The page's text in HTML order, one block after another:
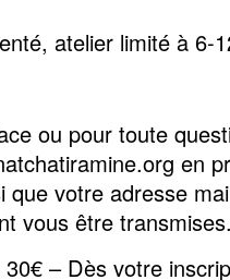
atelier limité à 6-
ou pour toute
en
que votre adresse
vous être
– Dès votre